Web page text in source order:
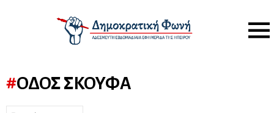
Menu
ΟΔΌΣ ΣΚΟΥΦΆ